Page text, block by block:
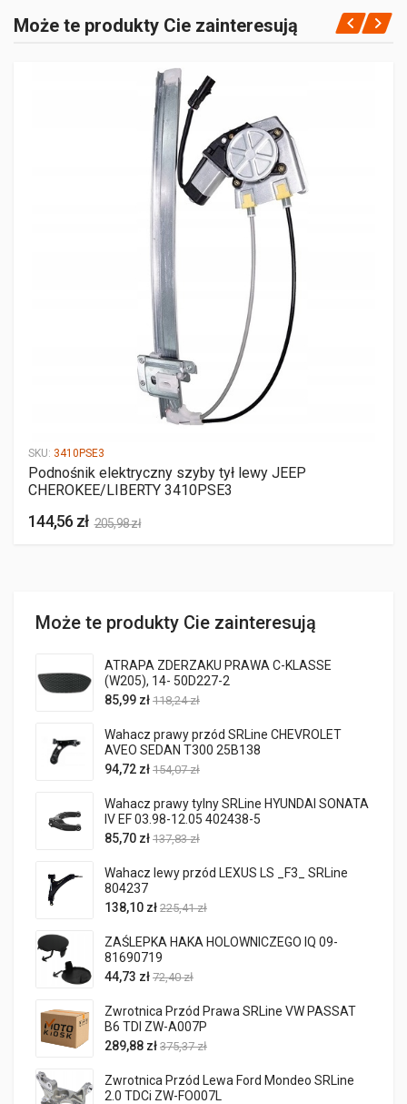
Może te produkty Cie zainteresują
ATRAPA ZDERZAKU PRAWA C-KLASSE
(W205), 14- 50D227-2
85,99 zł 118,24 zł
Wahacz prawy przód SRLine CHEVROLET
AVEO SEDAN T300 25B138
94,72 zł 154,07 zł
Wahacz prawy tylny SRLine HYUNDAI SONATA
IV EF 03.98-12.05 402438-5
85,70 zł 137,83 zł
Wahacz lewy przód LEXUS LS _F3_ SRLine
804237
138,10 zł 225,41 zł
ZAŚLEPKA HAKA HOLOWNICZEGO IQ 09-
81690719
44,73 zł 72,40 zł
Zwrotnica Przód Prawa SRLine VW PASSAT
B6 TDI ZW-A007P
289,88 zł 375,37 zł
Zwrotnica Przód Lewa Ford Mondeo SRLine
2.0 TDCi ZW-FO007L
-
Może te produkty Cie zainteresują
SKU: 3410PSE3
Podnośnik elektryczny szyby tył lewy JEEP
CHEROKEE/LIBERTY 3410PSE3
144,56 zł 205,98 zł